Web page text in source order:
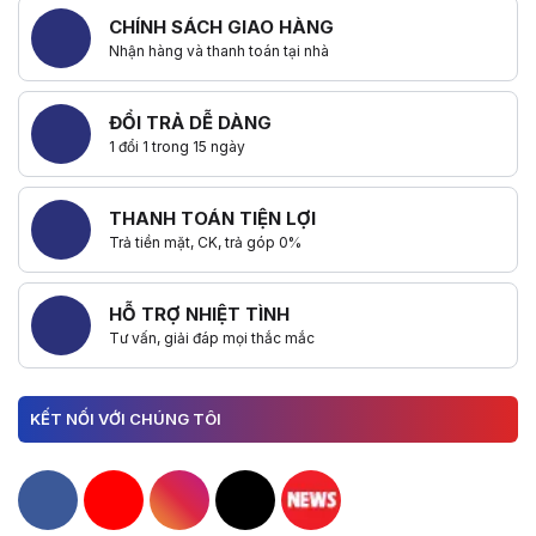
CHÍNH SÁCH GIAO HÀNG
Nhận hàng và thanh toán tại nhà
ĐỔI TRẢ DỄ DÀNG
1 đổi 1 trong 15 ngày
THANH TOÁN TIỆN LỢI
Trả tiền mặt, CK, trả góp 0%
HỖ TRỢ NHIỆT TÌNH
Tư vấn, giải đáp mọi thắc mắc
KẾT NỐI VỚI CHÚNG TÔI
Hacom Facebook
Hacom YouTube
Hacom Instagram
Hacom TikTok